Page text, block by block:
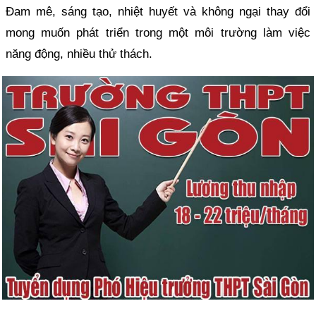
Đam mê, sáng tạo, nhiệt huyết và không ngại thay đổi
mong muốn phát triển trong một môi trường làm việc
năng động, nhiều thử thách.